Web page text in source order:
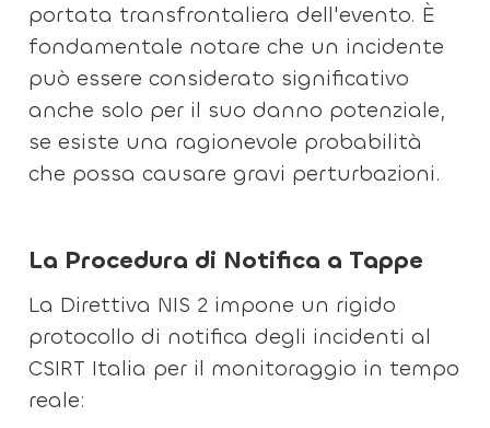
portata transfrontaliera dell'evento. È
fondamentale notare che un incidente
può essere considerato significativo
anche solo per il suo danno potenziale,
se esiste una ragionevole probabilità
che possa causare gravi perturbazioni.
La Procedura di Notifica a Tappe
La Direttiva NIS 2 impone un rigido
protocollo di notifica degli incidenti al
CSIRT Italia per il monitoraggio in tempo
reale: